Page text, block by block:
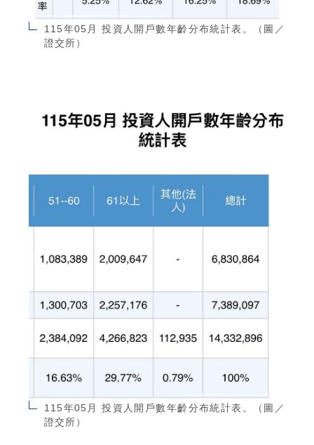
115年05月 投資人開戶數年齡分布統計表。（圖／
證交所）
115年05月 投資人開戶數年齡分布統計表。（圖／
證交所）